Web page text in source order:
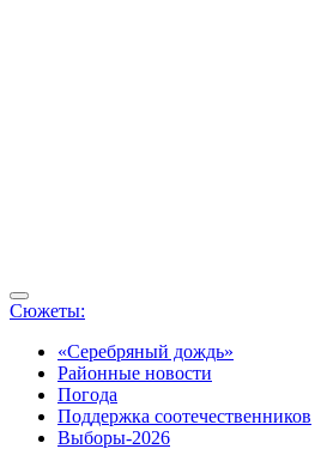
Сюжеты:
«Серебряный дождь»
Районные новости
Погода
Поддержка соотечественников
Выборы-2026